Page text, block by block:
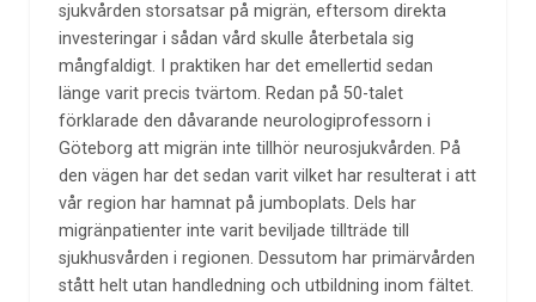
sjukvården storsatsar på migrän, eftersom direkta
investeringar i sådan vård skulle återbetala sig
mångfaldigt. I praktiken har det emellertid sedan
länge varit precis tvärtom. Redan på 50-talet
förklarade den dåvarande neurologiprofessorn i
Göteborg att migrän inte tillhör neurosjukvården. På
den vägen har det sedan varit vilket har resulterat i att
vår region har hamnat på jumboplats. Dels har
migränpatienter inte varit beviljade tillträde till
sjukhusvården i regionen. Dessutom har primärvården
stått helt utan handledning och utbildning inom fältet.